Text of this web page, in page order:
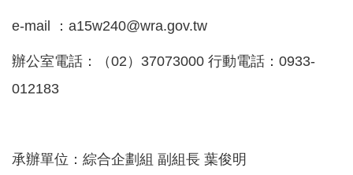
見
箱
答
e-mail ：a15w240@wra.gov.tw
辦公室電話：（02）37073000 行動電話：0933-
012183
承辦單位：綜合企劃組 副組長 葉俊明